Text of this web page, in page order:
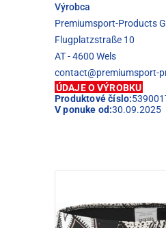
Výrobca
Premiumsport-Products
Flugplatzstraße 10
AT - 4600 Wels
contact@premiumsport-
ÚDAJE O VÝROBKU
Produktové číslo:
V ponuke od:30.09.2025